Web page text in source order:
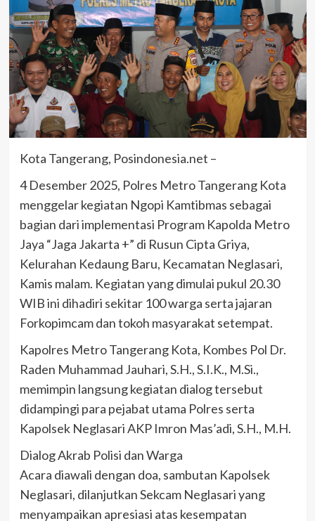
Kota Tangerang, Posindonesia.net –
4 Desember 2025, Polres Metro Tangerang Kota
menggelar kegiatan Ngopi Kamtibmas sebagai
bagian dari implementasi Program Kapolda Metro
Jaya “Jaga Jakarta +” di Rusun Cipta Griya,
Kelurahan Kedaung Baru, Kecamatan Neglasari,
Kamis malam. Kegiatan yang dimulai pukul 20.30
WIB ini dihadiri sekitar 100 warga serta jajaran
Forkopimcam dan tokoh masyarakat setempat.
Kapolres Metro Tangerang Kota, Kombes Pol Dr.
Raden Muhammad Jauhari, S.H., S.I.K., M.Si.,
memimpin langsung kegiatan dialog tersebut
didampingi para pejabat utama Polres serta
Kapolsek Neglasari AKP Imron Mas’adi, S.H., M.H.
Dialog Akrab Polisi dan Warga
Acara diawali dengan doa, sambutan Kapolsek
Neglasari, dilanjutkan Sekcam Neglasari yang
menyampaikan apresiasi atas kesempatan